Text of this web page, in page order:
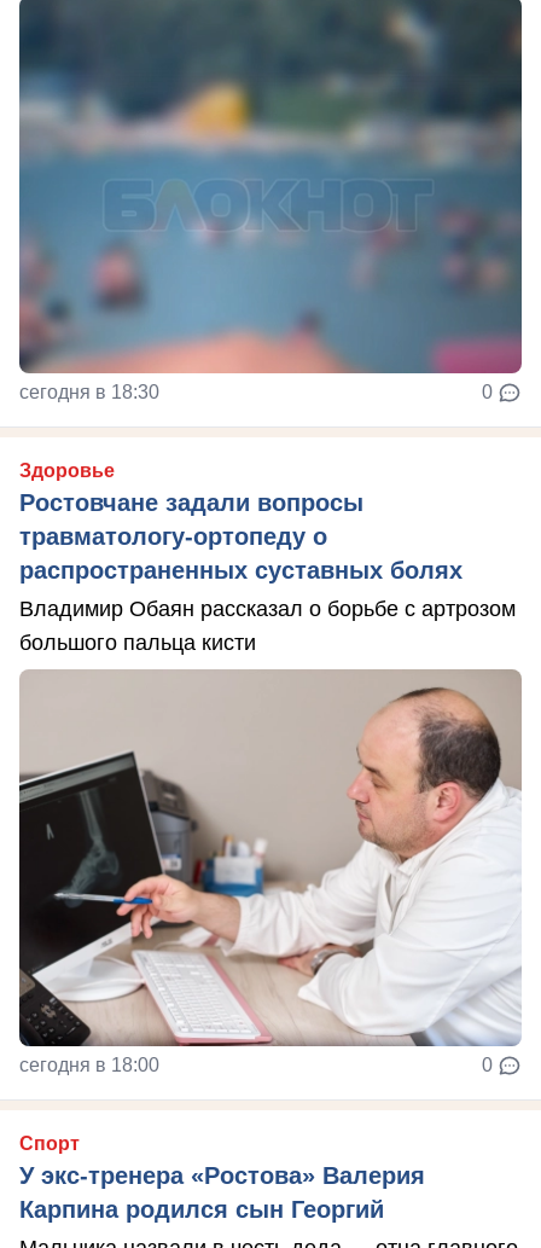
сегодня в 18:30 0
Здоровье
Ростовчане задали вопросы
травматологу-ортопеду о
распространенных суставных болях
Владимир Обаян рассказал о борьбе с артрозом
большого пальца кисти
сегодня в 18:00 0
Спорт
У экс-тренера «Ростова» Валерия
Карпина родился сын Георгий